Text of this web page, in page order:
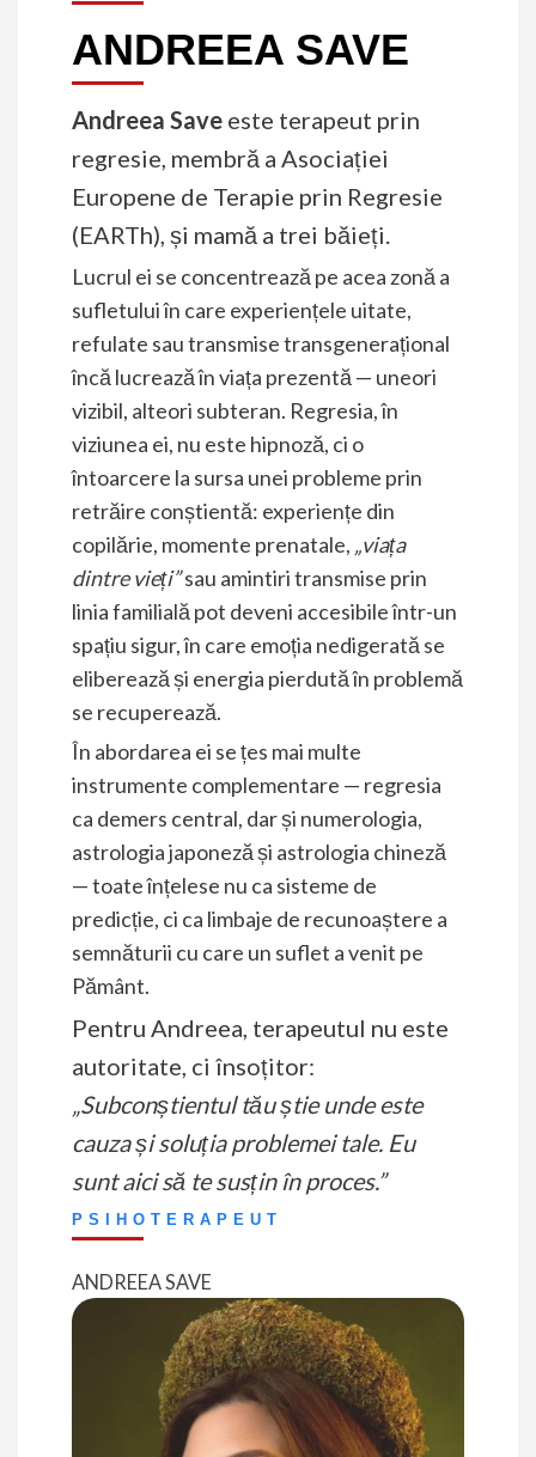
ANDREEA SAVE
Andreea Save este terapeut prin
regresie, membră a Asociației
Europene de Terapie prin Regresie
(EARTh), și mamă a trei băieți.
Lucrul ei se concentrează pe acea zonă a
sufletului în care experiențele uitate,
refulate sau transmise transgenerațional
încă lucrează în viața prezentă — uneori
vizibil, alteori subteran. Regresia, în
viziunea ei, nu este hipnoză, ci o
întoarcere la sursa unei probleme prin
retrăire conștientă: experiențe din
copilărie, momente prenatale, „viața
dintre vieți”sau amintiri transmise prin
linia familială pot deveni accesibile într-un
spațiu sigur, în care emoția nedigerată se
eliberează și energia pierdută în problemă
se recuperează.
În abordarea ei se țes mai multe
instrumente complementare — regresia
ca demers central, dar și numerologia,
astrologia japoneză și astrologia chineză
— toate înțelese nu ca sisteme de
predicție, ci ca limbaje de recunoaștere a
semnăturii cu care un suflet a venit pe
Pământ.
Pentru Andreea, terapeutul nu este
autoritate, ci însoțitor:
„Subconștientul tău știe unde este
cauza și soluția problemei tale. Eu
sunt aici să te susțin în proces.”
PSIHOTERAPEUT
ANDREEA SAVE